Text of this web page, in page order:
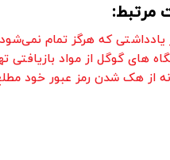
مرتبط:
یادداشتی که هرگز تمام نمی‌شود
های گوگل از مواد بازیافتی
از هک شدن رمز عبور خود